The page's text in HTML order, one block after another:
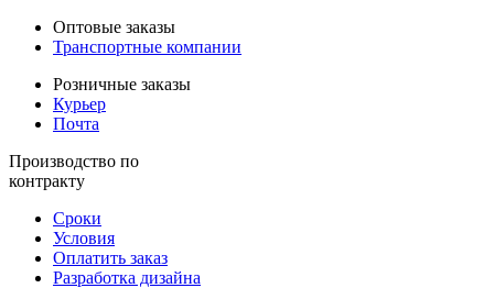
Оптовые заказы
Транспортные компании
Розничные заказы
Курьер
Почта
Производство по
контракту
Сроки
Условия
Оплатить заказ
Разработка дизайна